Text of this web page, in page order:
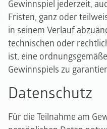
Gewinnspiel jederzeit,
Fristen, ganz oder
in seinem Verlauf
technischen oder
ist, eine
Gewinnspiels zu
Datenschutz
Für die Teilnahme am